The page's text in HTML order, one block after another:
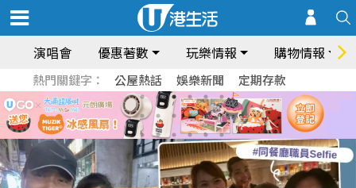
演唱會 優惠著數 玩樂情報 購物情報
熱門關鍵字： 公屋熱話 娛樂新聞 定期存款